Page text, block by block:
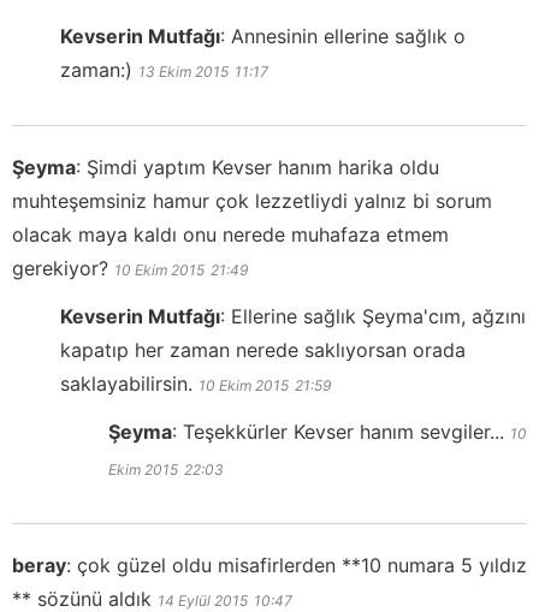
Kevserin Mutfağı: Annesinin ellerine sağlık o
zaman:) 13 Ekim 2015 11:17
Şeyma: Şimdi yaptım Kevser hanım harika oldu
muhteşemsiniz hamur çok lezzetliydi yalnız bi sorum
olacak maya kaldı onu nerede muhafaza etmem
gerekiyor? 10 Ekim 2015 21:49
Kevserin Mutfağı: Ellerine sağlık Şeyma'cım, ağzını
kapatıp her zaman nerede saklıyorsan orada
saklayabilirsin. 10 Ekim 2015 21:59
Şeyma: Teşekkürler Kevser hanım sevgiler... 10
Ekim 2015 22:03
beray: çok güzel oldu misafirlerden **10 numara 5 yıldız
** sözünü aldık 14 Eylül 2015 10:47